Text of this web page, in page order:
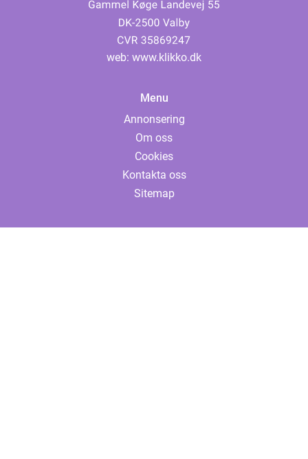
web: www.klikko.dk
Menu
Annonsering
Om oss
Cookies
Kontakta oss
Sitemap